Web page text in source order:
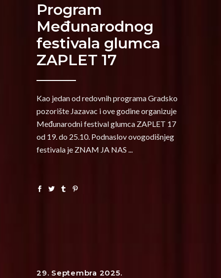
Program
Međunarodnog
festivala glumca
ZAPLET 17
Kao jedan od redovnih programa Gradsko
pozorište Jazavac i ove godine organizuje
Međunarodni festival glumca ZAPLET 17
od 19. do 25.10. Podnaslov ovogodišnjeg
festivala je ZNAM JA NAS
29. Septembra 2025.